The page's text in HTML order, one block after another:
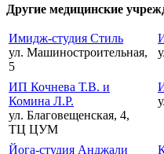
Другие медицинские
Имидж-студия Стиль
ул. Машиностроительная,
5
ИП Кочнева Т.В. и
Комина Л.Р.
ул. Благовещенская, 4,
ТЦ ЦУМ
Йога-студия Анджали